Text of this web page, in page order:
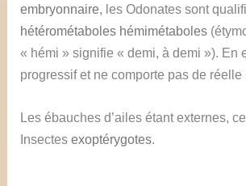
embryonnaire , les Odonates sont
hétérométaboles hémimétaboles
« hémi » signifie « demi, à demi »). En
progressif et ne comporte pas de réelle
Les ébauches d’ailes étant externes,
Insectesexoptérygotes.